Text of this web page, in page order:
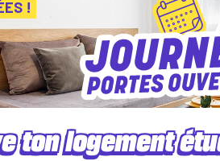
!
ton logement